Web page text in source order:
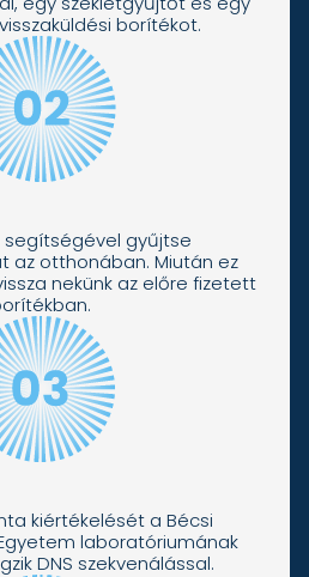
borítékot.
gyűjtse
az otthonában. Miután ez
nekünk az előre fizetett
kiértékelését a Bécsi
laboratóriumának
DNS szekvenálással.